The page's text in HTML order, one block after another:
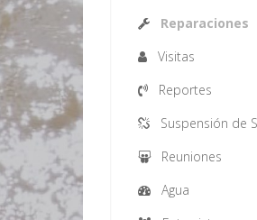
Reparaciones
Visitas
Reportes
Suspensión de
Reuniones
Agua